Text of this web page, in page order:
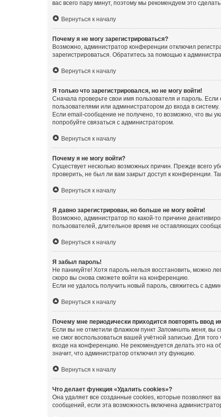
вас всего пару минут, поэтому мы рекомендуем это
Вернуться к началу
Почему я не могу зарегистрироваться?
Возможно, администратор конференции отключил
зарегистрироваться. Обратитесь за помощью к
Вернуться к началу
Я только что зарегистрировался, но не могу войти!
Сначала проверьте свои имя пользователя и пароль.
пользователями или администратором до входа в
Если email-сообщение не получено, то возможно, что вы
попробуйте связаться с администратором.
Вернуться к началу
Почему я не могу войти?
Существует несколько возможных причин. Прежде всего
проверить, не был ли вам закрыт доступ к конференции.
Вернуться к началу
Я давно зарегистрирован, но больше не могу войти!
Возможно, администратор по какой-то причине
пользователей, длительное время не оставляющих
Вернуться к началу
Я забыл пароль!
Не паникуйте! Хотя пароль нельзя восстановить, можно
скоро вы снова сможете войти на конференцию.
Если не удалось получить новый пароль, свяжитесь с
Вернуться к началу
Почему мне периодически приходится повторять ввод
Если вы не отметили флажком пункт Запомнить меня, вы
не смог воспользоваться вашей учётной записью. Для
входе на конференцию. Не рекомендуется делать это на
значит, что администратор отключил эту функцию.
Вернуться к началу
Что делает функция «Удалить cookies»?
Она удаляет все созданные cookies, которые позволяют
сообщений, если эта возможность включена